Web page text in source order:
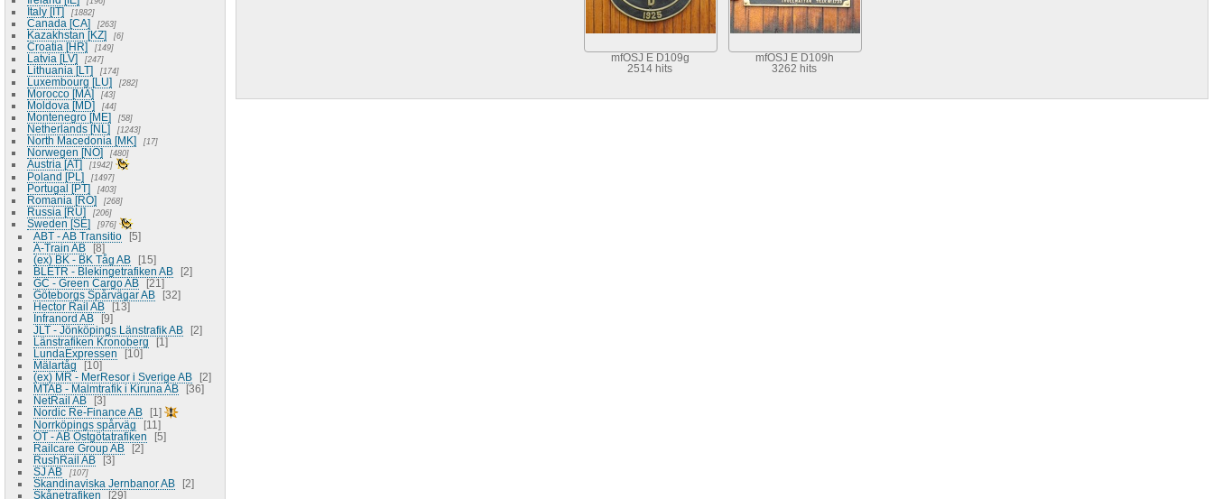
Italy [IT] 1882
Canada [CA] 263
Kazakhstan [KZ] 6
Croatia [HR] 149
Latvia [LV] 247
Lithuania [LT] 174
Luxembourg [LU] 282
Morocco [MA] 43
Moldova [MD] 44
Montenegro [ME] 58
Netherlands [NL] 1243
North Macedonia [MK] 17
Norwegen [NO] 480
Austria [AT] 1942
Poland [PL] 1497
Portugal [PT] 403
Romania [RO] 268
Russia [RU] 206
Sweden [SE] 976
ABT - AB Transitio
5
A-Train AB
8
(ex) BK - BK Tåg AB
15
BLETR - Blekingetrafiken AB
2
GC - Green Cargo AB
21
Göteborgs Spårvägar AB
32
Hector Rail AB
13
Infranord AB
9
JLT - Jönköpings Länstrafik AB
2
Länstrafiken Kronoberg
1
LundaExpressen
10
Mälartåg
10
(ex) MR - MerResor i Sverige AB
2
MTAB - Malmtrafik i Kiruna AB
36
NetRail AB
3
Nordic Re-Finance AB
1
Norrköpings spårväg
11
OT - AB Östgötatrafiken
5
Railcare Group AB
2
RushRail AB
3
SJ AB
107
Skandinaviska Jernbanor AB
2
Skånetrafiken
29
mfOSJ E D109g
2514 hits
mfOSJ E D109h
3262 hits